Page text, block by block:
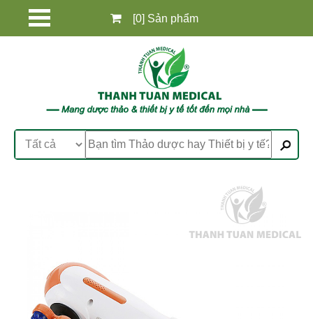
[0] Sản phẩm